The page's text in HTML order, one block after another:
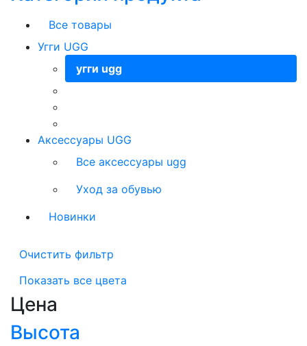
Все товары
Угги UGG
угги ugg
Аксессуары UGG
Все аксессуары ugg
Уход за обувью
Новинки
Очистить фильтр
Показать все цвета
Цена
Высота